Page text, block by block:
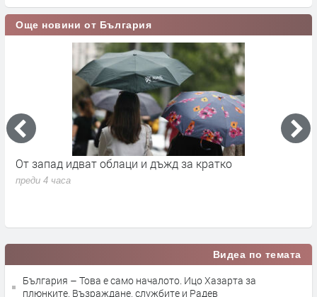
Още новини от България
От запад идват облаци и дъжд за кратко
преди 4 часа
Видеа по темата
България – Това е само началото. Ицо Хазарта за
плюнките, Възраждане, службите и Радев